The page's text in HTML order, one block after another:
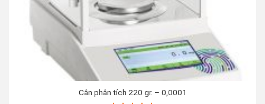
Cân phân tích 220 gr. – 0,0001